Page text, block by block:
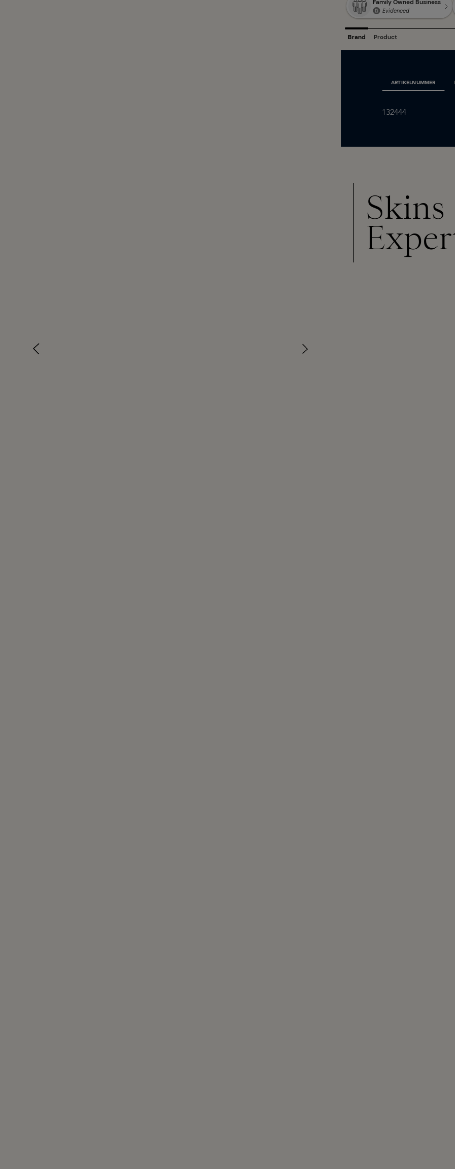
ARTIKELNUMMER
132444
Skins